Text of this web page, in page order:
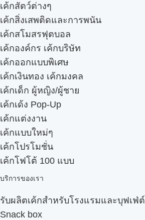
เค้กสัตว์ต่างๆ
เค้กสิ่งเสพติดและการพนัน
เค้กสโมสรฟุตบอล
เค้กองค์กร เค้กบริษัท
เค้กออกแบบพิเศษ
เค้กเงินทอง เค้กมงคล
เค้กเด็ก ผู้หญิง/ผู้ชาย
เค้กเด้ง Pop-Up
เค้กแต่งงาน
เค้กแบบใหม่ๆ
เค้กโปรโมชั่น
เค้กโฟโต้ 100 แบบ
บริการของเรา
รับผลิตเค้กสำหรับโรงแรมและบุฟเฟ่ต์
Snack box